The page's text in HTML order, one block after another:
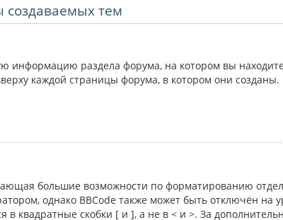
тем
информацию раздела форума, на котором вы
каждой страницы форума, в котором они
большие возможности по форматированию
однако BBCode также может быть отключён на
квадратные скобки [ и ], а не в < и >. За